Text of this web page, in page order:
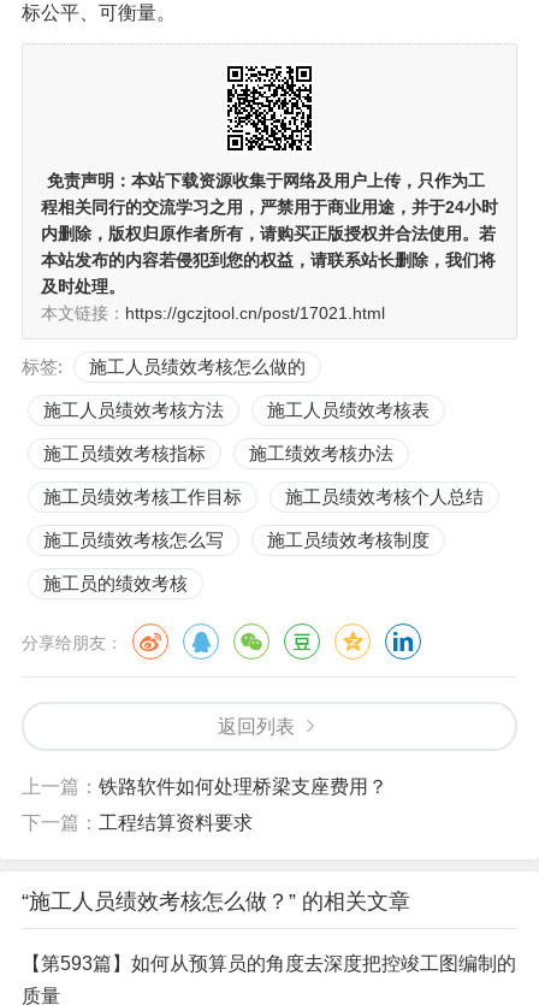
施工单位如何设定合理的KPI指标？
设定KPI需结合项目目标与岗位职责，通常涵盖质量（如验
收合格率）、效率（工时/工程量）、安全（违规次数）、
成本（材料损耗）及协作（团队评价）等维度。建议参考
工程项目人员考核范本，并让施工团队参与讨论，确保指
标公平、可衡量。
免责声明：本站下载资源收集于网络及用户上传，
程相关同行的交流学习之用
，严禁用于商业用途，并于24小时
内删除，版权归原作者所有，请购买正版授权并合法使用。若
本站发布的内容若侵犯到您的权益，请联系站长删除，我们将
及时处理。
本文链接：https://gczjtool.cn/post/17021.html
标签: 施工人员绩效考核怎么做的
施工人员绩效考核方法
施工员绩效考核指标 施工绩效考核办法
施工员绩效考核怎么写 施工员绩效考核制度
施工员的绩效考核
分享给朋友：
返回列表
上一篇：铁路软件如何处理桥梁支座费用？